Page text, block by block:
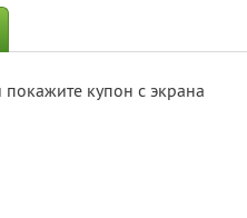
покажите купон с экрана